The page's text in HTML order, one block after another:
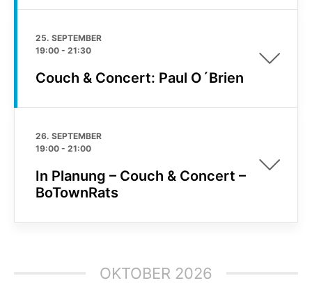
25. SEPTEMBER
19:00 - 21:30
Couch & Concert: Paul O´Brien
26. SEPTEMBER
19:00 - 21:00
In Planung – Couch & Concert –
BoTownRats
OKTOBER 2026